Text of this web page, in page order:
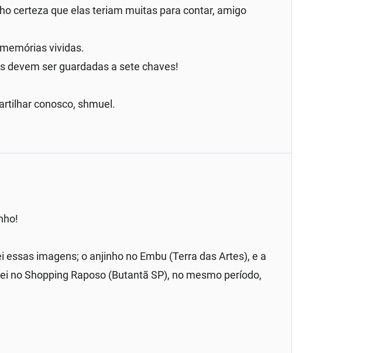
certeza que elas teriam muitas para contar, amigo
vividas.
devem ser guardadas a sete chaves!
conosco, shmuel.
essas imagens; o anjinho no Embu (Terra das Artes), e a
no Shopping Raposo (Butantã SP), no mesmo período,